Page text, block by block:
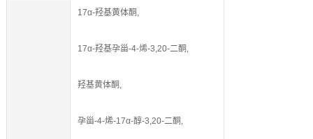
17α-羟基黄体酮,
17α-羟基孕甾-4-烯-3,20-二酮,
羟基黄体酮,
孕甾-4-烯-17α-醇-3,20-二酮,